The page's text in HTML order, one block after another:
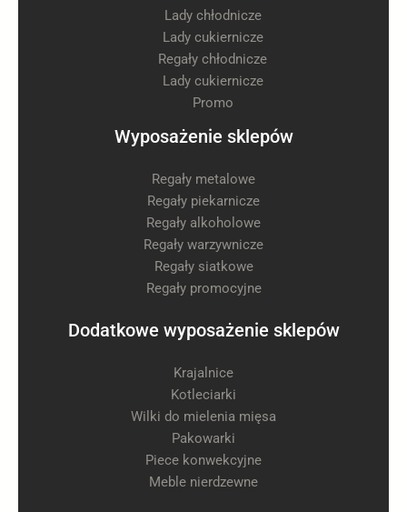
Lady chłodnicze
Lady cukiernicze
Regały chłodnicze
Lady cukiernicze
Promo
Wyposażenie sklepów
Regały metalowe
Regały piekarnicze
Regały alkoholowe
Regały warzywnicze
Regały siatkowe
Regały promocyjne
Dodatkowe wyposażenie sklepów
Krajalnice
Kotleciarki
Wilki do mielenia mięsa
Pakowarki
Piece konwekcyjne
Meble nierdzewne